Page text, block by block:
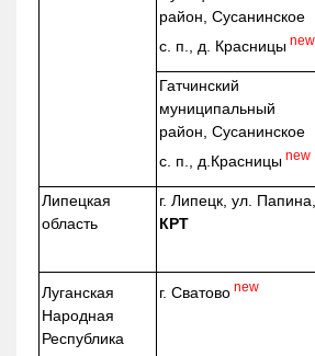
район, Сусанинское
с. п., д. Красницы new
Гатчинский
муниципальный
район, Сусанинское
с. п., д.Красницы new
Липецкая
область
г. Липецк, ул. Папина,
КРТ
Луганская
Народная
Республика
г. Сватово new